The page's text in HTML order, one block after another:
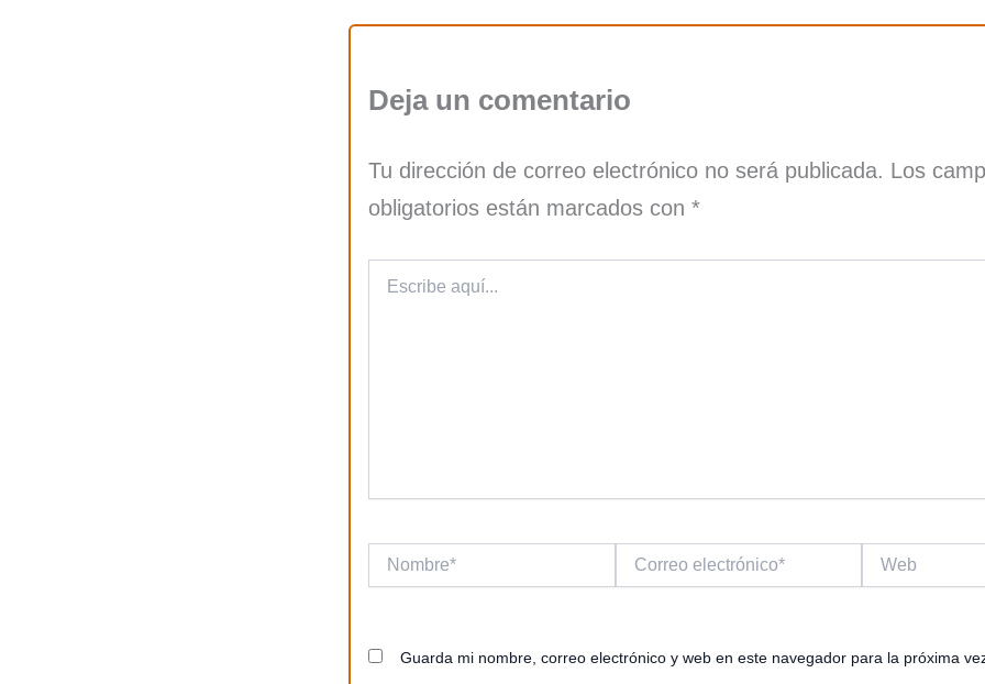
Deja un comentario
Tu dirección de correo electrónico no será publicada. Los
obligatorios están marcados con *
aquí...
Nombre*
Correo
electrónico*
Web
Guarda mi nombre, correo electrónico y web en este navegador para la próxima